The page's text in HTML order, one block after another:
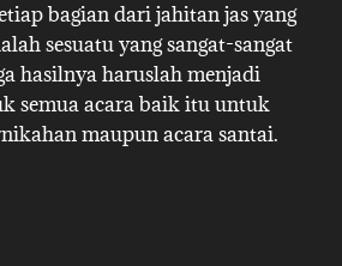
bagian dari jahitan jas yang
sesuatu yang sangat-sangat
hasilnya haruslah menjadi
semua acara baik itu untuk
maupun acara santai.